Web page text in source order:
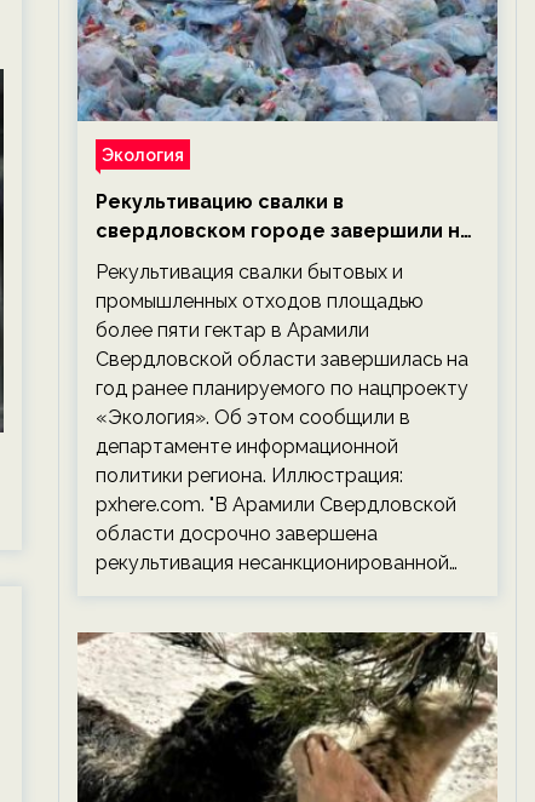
Экология
Рекультивацию свалки в
свердловском городе завершили на
год раньше планируемого срока —
новости экологии на ECOportal
Рекультивация свалки бытовых и
промышленных отходов площадью
более пяти гектар в Арамили
Свердловской области завершилась на
год ранее планируемого по нацпроекту
«Экология». Об этом сообщили в
департаменте информационной
политики региона. Иллюстрация:
pxhere.com. "В Арамили Свердловской
области досрочно завершена
рекультивация несанкционированной…